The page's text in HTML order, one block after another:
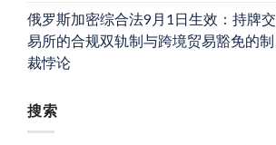
俄罗斯加密综合法9月1日生效：持牌交
易所的合规双轨制与跨境贸易豁免的制
裁悖论
搜索